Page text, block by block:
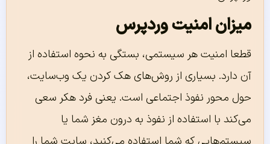
میزان امنیت وردپرس
قطعا امنیت هر سیستمی، بستگی به نحوه استفاده از
آن دارد. بسیاری از روش‌های هک کردن یک وب‌سایت،
حول محور نفوذ اجتماعی است. یعنی فرد هکر سعی
می‌کند با استفاده از نفوذ به درون مغز شما یا